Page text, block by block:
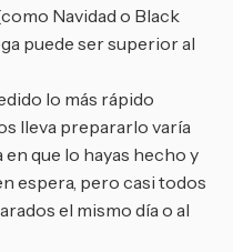
Navidad o Black
puede ser superior al
lo más rápido
lleva prepararlo varía
que lo hayas hecho y
espera, pero casi todos
el mismo día o al